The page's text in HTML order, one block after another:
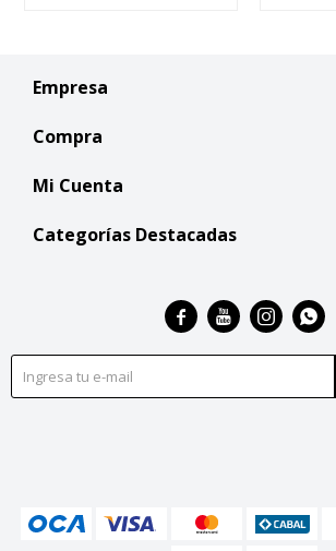
Empresa
Compra
Mi Cuenta
Categorías Destacadas
   